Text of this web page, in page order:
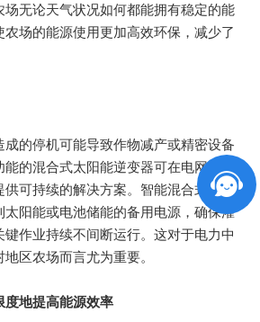
场无论天气状况如何都能拥有稳定的能
场的能源使用更加高效环保，减少了
的停机可能导致作物减产或精密设备
的混合式太阳能逆变器可在电网故障
可持续的解决方案。智能混合式太阳
阳能或电池储能的备用电源，确保灌
作业持续不间断运行。这对于电力中
区农场而言尤为重要。
度地提高能源效率